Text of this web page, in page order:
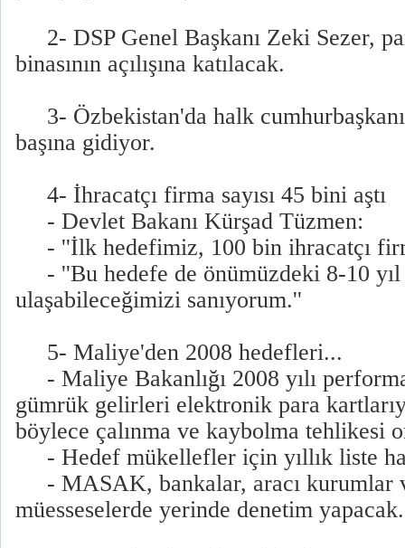
2- DSP Genel Başkanı Zeki Sezer,
binasının açılışına katılacak.
3- Özbekistan'da halk
başına gidiyor.
4- İhracatçı firma sayısı 45 bini aştı
- Devlet Bakanı Kürşad Tüzmen:
- ''İlk hedefimiz, 100 bin ihracatçı
- ''Bu hedefe de önümüzdeki 8-10
ulaşabileceğimizi sanıyorum.''
5- Maliye'den 2008 hedefleri...
- Maliye Bakanlığı 2008 yılı
gümrük gelirleri elektronik para
böylece çalınma ve kaybolma tehlikesi
- Hedef mükellefler için yıllık liste
- MASAK, bankalar, aracı kurumlar
müesseselerde yerinde denetim yapacak.